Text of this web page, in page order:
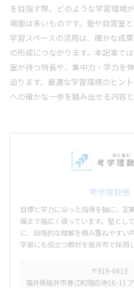
を目指す際、どのような学習環境
場面は多いものです。塾や自習室
学習スペースの活用は、確かな成
の形成につながります。本記事で
室が持つ特長や、集中力・学力を
迫ります。最適な学習環境のヒン
への確かな一歩を踏み出せる内容と
考学理数塾
目標と学力に沿った指導を軸に、定
備まで幅広く扱っています。塾とし
に、段階的な理解を積み重ねやすい
学習にも役立つ教材を坂井市で採用
〒919-0413
福井県坂井市春江町随応寺16-11